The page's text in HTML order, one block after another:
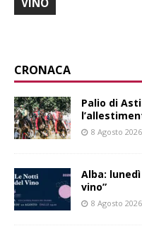
VINO
CRONACA
Palio di
8 Agosto 2026
Alba:
vino”
8 Agosto 2026